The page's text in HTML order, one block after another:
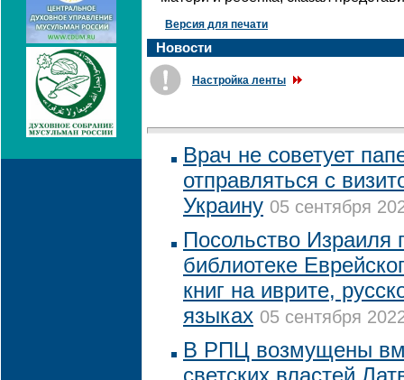
Версия для печати
Новости
Настройка ленты
Врач не советует
отправляться с
Украину 05 сентября
Посольство Израиля
библиотеке
книг на иврите,
языках 05 сентября
В РПЦ возмущены
светских властей